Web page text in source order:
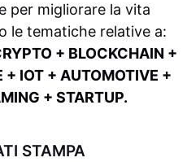
per migliorare la vita
le tematiche relative a:
+ BLOCKCHAIN +
+ IOT + AUTOMOTIVE +
+ STARTUP.
STAMPA